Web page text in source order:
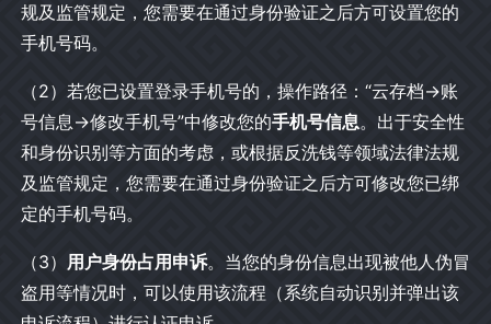
规及监管规定，您需要在通过身份验证之后方可设置您的
手机号码。
（2）若您已设置登录手机号的，操作路径：“云存档→账
号信息→修改手机号”中修改您的手机号信息。出于安全性
和身份识别等方面的考虑，或根据反洗钱等领域法律法规
及监管规定，您需要在通过身份验证之后方可修改您已绑
定的手机号码。
（3） 用户身份占用申诉。当您的身份信息出现被他人伪冒
盗用等情况时，可以使用该流程（系统自动识别并弹出该